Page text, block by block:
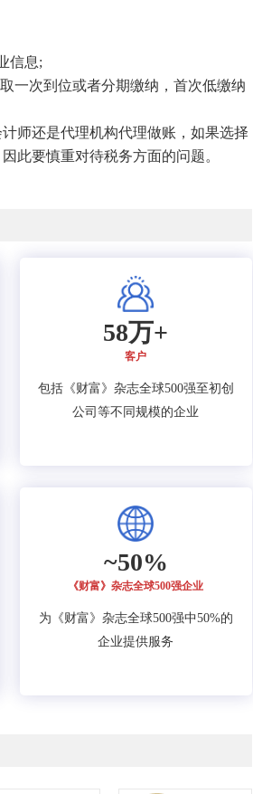
信息;
一次到位或者分期缴纳，首次低缴纳
师还是代理机构代理做账，如果选择
此要慎重对待税务方面的问题。
58万+
客户
包括《财富》杂志全球500强至初创
公司等不同规模的企业
~50%
《财富》杂志全球500强企业
为《财富》杂志全球500强中50%的
企业提供服务